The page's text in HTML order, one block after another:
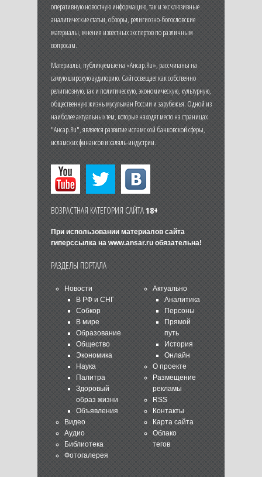
оперативную новостную информацию, так и эксклюзивные
аналитические статьи, обзоры, религиозно-богословские
материалы, мнения известных экспертов по различным
вопросам.
Материалы, публикуемые на «Ансар.Ru», рассчитаны на
самую широкую аудиторию. Сайт освещает как собственно
религиозную, так и политическую, экономическую, культурную,
общественную жизнь мусульман России и зарубежья. Одной из
наиболее актуальных тем, которые находят место на страницах
"Ансар.Ru", является развитие исламской банковской сферы,
исламских финансов и халяль-индустрии.
ВОЗРАСТНАЯ КАТЕГОРИЯ САЙТА18+
При использовании материалов сайта
гиперссылка на www.ansar.ruобязательна!
РАЗДЕЛЫ ПОРТАЛА
Новости
В РФ и СНГ
Собкор
В мире
Образование
Общество
Экономика
Наука
Палитра
Здоровый
образ жизни
Объявления
Видео
Аудио
Библиотека
Фотогалерея
Актуально
Аналитика
Персоны
Прямой
путь
История
Онлайн
О проекте
Размещение
рекламы
RSS
Контакты
Карта сайта
Облако
тегов